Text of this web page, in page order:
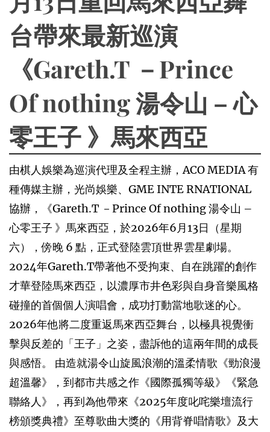
台帶來最新巡演
《Gareth.T －Prince
Of nothing 湯令山 – 心
零王子 》馬來西亞
由棋人娛樂為巡演代理及全程主辦，ACO MEDIA 有
種傳媒主辦，光尚娛樂、GME INTE RNATIONAL
協辦，《Gareth.T －Prince Of nothing 湯令山 –
心零王子 》馬來西亞，於2026年6月13日（星期
六），傍晚 6 點，正式登陸雲頂世界雲星劇場。
2024年Gareth.T帶著他不受拘束、自在跳躍的創作
才華登陸馬來西亞，以濃厚市井色彩與自身音樂風格
碰撞的首個個人演唱會，成功打動當地歌迷的心。
2026年他將二度重返馬來西亞舞台，以極具視覺衝
擊與反差的「王子」之姿，盡訴他的這兩年間的成長
與感悟。 由造就湯令山旋風浪潮的溫柔情歌《勁浪漫
超溫馨》，到都市共感之作《國際孤獨等級》《緊急
聯絡人》，再到為他帶來《2025年度叱咤樂壇流行
榜頒獎典禮》至尊歌曲大獎的《用背脊唱情歌》及大